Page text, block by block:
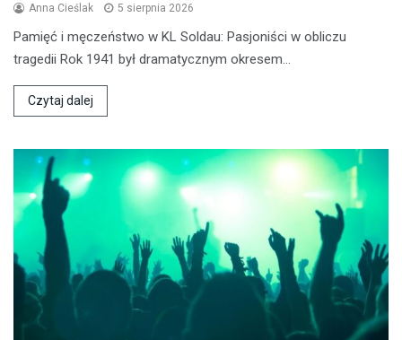
Anna Cieślak 5 sierpnia 2026
Pamięć i męczeństwo w KL Soldau: Pasjoniści w obliczu
tragedii Rok 1941 był dramatycznym okresem…
Czytaj dalej